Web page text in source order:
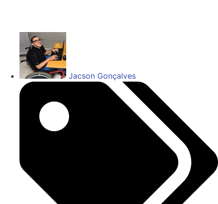
Jacson Gonçalves